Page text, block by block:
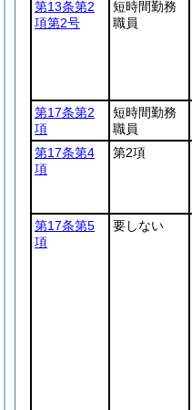
第13条第2
項第2号
短時間勤務
職員
第17条第2
項
短時間勤務
職員
第17条第4
項
第2項
第17条第5
項
要しない